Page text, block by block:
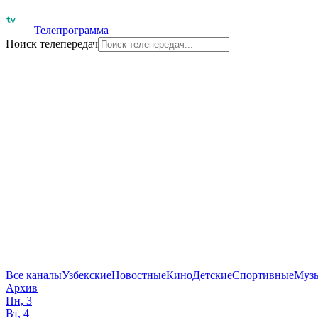
Телепрограмма
Поиск телепередач
Все каналыУзбекскиеНовостныеКиноДетскиеСпортивные
Архив
Пн, 3
Вт, 4